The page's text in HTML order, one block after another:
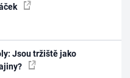
Jsou tržiště jako